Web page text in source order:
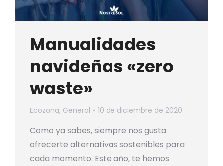
Manualidades
navideñas «zero
waste»
Ecozona, General 10 de diciembre de 2020
Como ya sabes, siempre nos gusta
ofrecerte alternativas sostenibles para
cada momento. Este año, te hemos